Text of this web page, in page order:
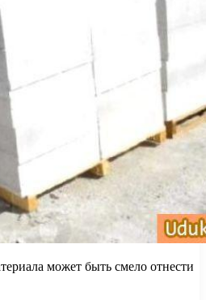
может быть смело отнести